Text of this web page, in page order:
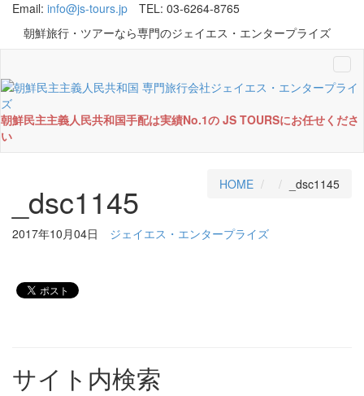
Email: info@js-tours.jp
TEL: 03-6264-8765
朝鮮旅行・ツアーなら専門のジェイエス・エンタープライズ
朝鮮民主主義人民共和国手配は実績No.1の JS TOURSにお任せくださ
い
_dsc1145 HOME _dsc1145
2017年10月04日 ジェイエス・エンタープライズ
サイト内検索